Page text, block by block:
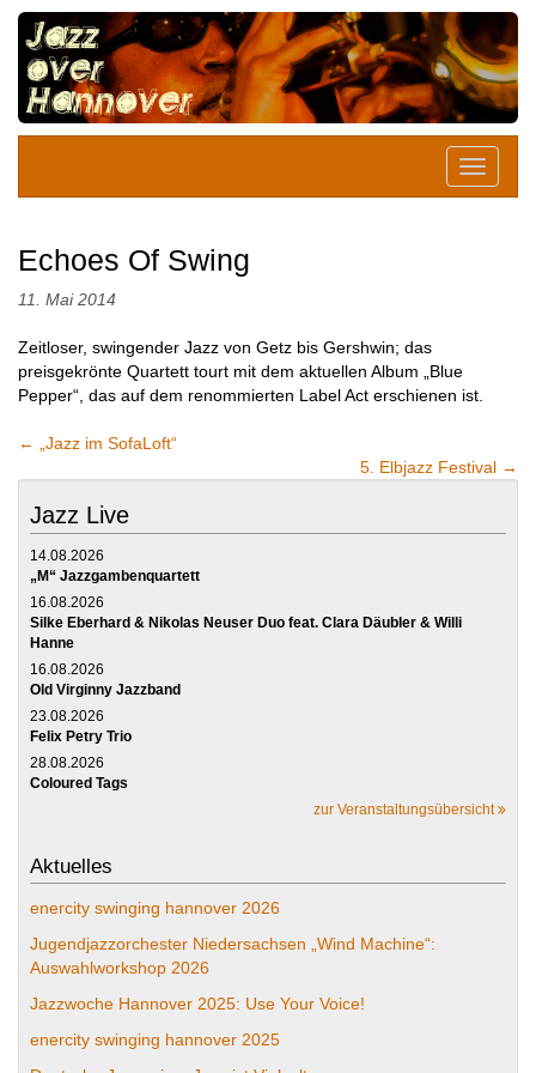
Echoes Of Swing
11. Mai 2014
Zeitloser, swingender Jazz von Getz bis Gershwin; das
preisgekrönte Quartett tourt mit dem aktuellen Album „Blue
Pepper“, das auf dem renommierten Label Act erschienen ist.
←
„Jazz im SofaLoft“
5. Elbjazz Festival →
Jazz Live
14.08.2026
„M“ Jazzgambenquartett
16.08.2026
Silke Eberhard & Nikolas Neuser Duo feat. Clara Däubler & Willi
Hanne
16.08.2026
Old Virginny Jazzband
23.08.2026
Felix Petry Trio
28.08.2026
Coloured Tags
zur Veranstaltungsübersicht
Aktuelles
enercity swinging hannover 2026
Jugendjazzorchester Niedersachsen „Wind Machine“:
Auswahlworkshop 2026
Jazzwoche Hannover 2025: Use Your Voice!
enercity swinging hannover 2025